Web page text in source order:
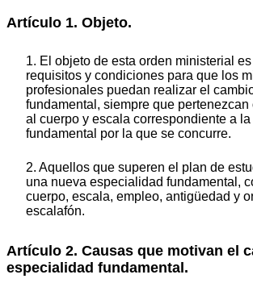
Artículo 1. Objeto.
1. El objeto de esta orden ministerial
requisitos y condiciones para que los
profesionales puedan realizar el
fundamental, siempre que
al cuerpo y escala correspondiente a
fundamental por la que se concurre.
2. Aquellos que superen el plan de
una nueva especialidad fundamental,
cuerpo, escala, empleo, antigüedad y
escalafón.
Artículo 2. Causas que motivan el
especialidad fundamental.